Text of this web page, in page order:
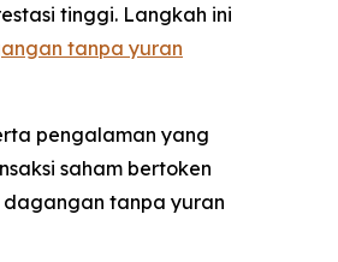
tinggi. Langkah ini
tanpa yuran
pengalaman yang
saham bertoken
dagangan tanpa yuran